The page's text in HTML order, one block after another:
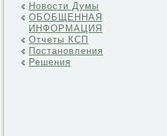
Новости Думы
ОБОБЩЕННАЯ
ИНФОРМАЦИЯ
Отчеты КСП
Постановления
Решения